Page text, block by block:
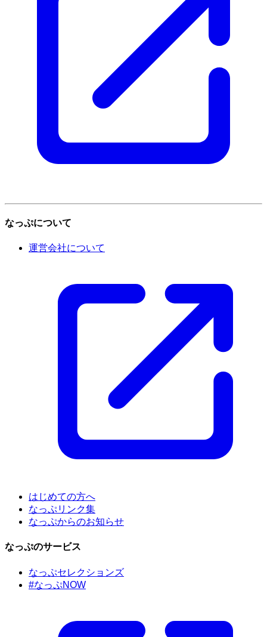
なっぷについて
運営会社について
はじめての方へ
なっぷリンク集
なっぷからのお知らせ
なっぷのサービス
なっぷセレクションズ
#なっぷNOW